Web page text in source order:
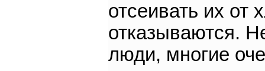
отсеивать их от
отказываются.
люди, многие